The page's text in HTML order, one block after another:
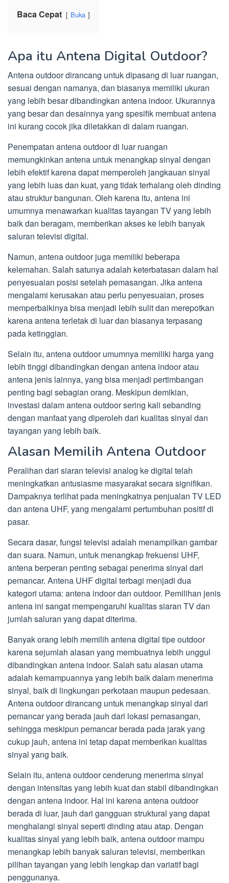
Baca Cepat Buka
Apa itu Antena Digital Outdoor?
Antena outdoor dirancang untuk dipasang di luar ruangan,
sesuai dengan namanya, dan biasanya memiliki ukuran
yang lebih besar dibandingkan antena indoor. Ukurannya
yang besar dan desainnya yang spesifik membuat antena
ini kurang cocok jika diletakkan di dalam ruangan.
Penempatan antena outdoor di luar ruangan
memungkinkan antena untuk menangkap sinyal dengan
lebih efektif karena dapat memperoleh jangkauan sinyal
yang lebih luas dan kuat, yang tidak terhalang oleh dinding
atau struktur bangunan. Oleh karena itu, antena ini
umumnya menawarkan kualitas tayangan TV yang lebih
baik dan beragam, memberikan akses ke lebih banyak
saluran televisi digital.
Namun, antena outdoor juga memiliki beberapa
kelemahan. Salah satunya adalah keterbatasan dalam hal
penyesuaian posisi setelah pemasangan. Jika antena
mengalami kerusakan atau perlu penyesuaian, proses
memperbaikinya bisa menjadi lebih sulit dan merepotkan
karena antena terletak di luar dan biasanya terpasang
pada ketinggian.
Selain itu, antena outdoor umumnya memiliki harga yang
lebih tinggi dibandingkan dengan antena indoor atau
antena jenis lainnya, yang bisa menjadi pertimbangan
penting bagi sebagian orang. Meskipun demikian,
investasi dalam antena outdoor sering kali sebanding
dengan manfaat yang diperoleh dari kualitas sinyal dan
tayangan yang lebih baik.
Alasan Memilih Antena Outdoor
Peralihan dari siaran televisi analog ke digital telah
meningkatkan antusiasme masyarakat secara signifikan.
Dampaknya terlihat pada meningkatnya penjualan TV LED
dan antena UHF, yang mengalami pertumbuhan positif di
pasar.
Secara dasar, fungsi televisi adalah menampilkan gambar
dan suara. Namun, untuk menangkap frekuensi UHF,
antena berperan penting sebagai penerima sinyal dari
pemancar. Antena UHF digital terbagi menjadi dua
kategori utama: antena indoor dan outdoor. Pemilihan jenis
antena ini sangat mempengaruhi kualitas siaran TV dan
jumlah saluran yang dapat diterima.
Banyak orang lebih memilih antena digital tipe outdoor
karena sejumlah alasan yang membuatnya lebih unggul
dibandingkan antena indoor. Salah satu alasan utama
adalah kemampuannya yang lebih baik dalam menerima
sinyal, baik di lingkungan perkotaan maupun pedesaan.
Antena outdoor dirancang untuk menangkap sinyal dari
pemancar yang berada jauh dari lokasi pemasangan,
sehingga meskipun pemancar berada pada jarak yang
cukup jauh, antena ini tetap dapat memberikan kualitas
sinyal yang baik.
Selain itu, antena outdoor cenderung menerima sinyal
dengan intensitas yang lebih kuat dan stabil dibandingkan
dengan antena indoor. Hal ini karena antena outdoor
berada di luar, jauh dari gangguan struktural yang dapat
menghalangi sinyal seperti dinding atau atap. Dengan
kualitas sinyal yang lebih baik, antena outdoor mampu
menangkap lebih banyak saluran televisi, memberikan
pilihan tayangan yang lebih lengkap dan variatif bagi
penggunanya.